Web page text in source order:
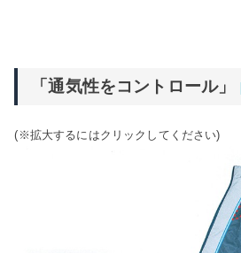
「通気性をコントロール」
(※拡大するにはクリックしてください)